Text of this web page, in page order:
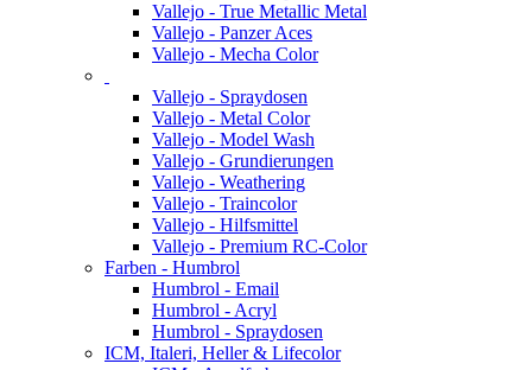
Vallejo - True Metallic Metal
Vallejo - Panzer Aces
Vallejo - Mecha Color
Vallejo - Spraydosen
Vallejo - Metal Color
Vallejo - Model Wash
Vallejo - Grundierungen
Vallejo - Weathering
Vallejo - Traincolor
Vallejo - Hilfsmittel
Vallejo - Premium RC-Color
Farben - Humbrol
Humbrol - Email
Humbrol - Acryl
Humbrol - Spraydosen
ICM, Italeri, Heller & Lifecolor